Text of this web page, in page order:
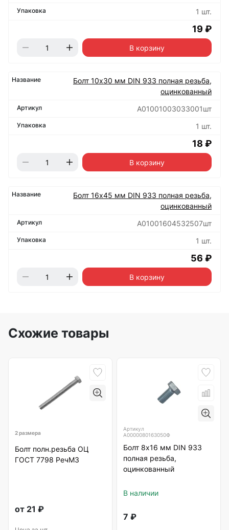
1 шт.
19 ₽
В корзину
Болт 10х30 мм DIN 933 полная резьба,
оцинкованный
А01001003033001шт
1 шт.
18 ₽
В корзину
Болт 16х45 мм DIN 933 полная резьба,
оцинкованный
А01001604532507шт
1 шт.
56 ₽
В корзину
Схожие товары
2 размера
Болт полн.резьба ОЦ
ГОСТ 7798 РечМЗ
от 21 ₽
Артикул
А0000080163050Ф
Болт 8х16 мм DIN 933
полная резьба,
оцинкованный
В наличии
7 ₽